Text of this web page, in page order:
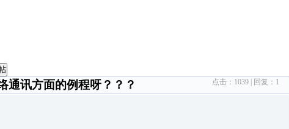
通讯方面的例程呀？？？ 点击： 1039 | 回复： 1